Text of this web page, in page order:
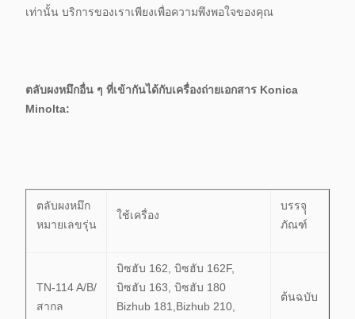
เท่านั้น บริการของเราเพียงเพื่อความพึงพอใจของคุณ
ตลับผงหมึกอื่น ๆ ที่เข้ากันได้กับเครื่องถ่ายเอกสาร Konica
Minolta:
ตลับผงหมึก
หมายเลขรุ่น
ใช้เครื่อง
บรรจุุ
ภัณฑ์
TN-114 A/B/
สากล
บิซฮับ 162, บิซฮับ 162F,
บิซฮับ 163, บิซฮับ 180
Bizhub 181,Bizhub 210,
ต้นฉบับ